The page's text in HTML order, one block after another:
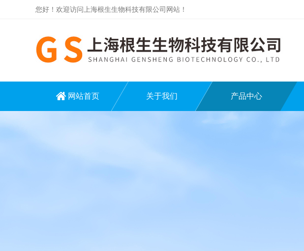
您好！欢迎访问上海根生生物科技有限公司网站！
网站首页 关于我们 产品中心